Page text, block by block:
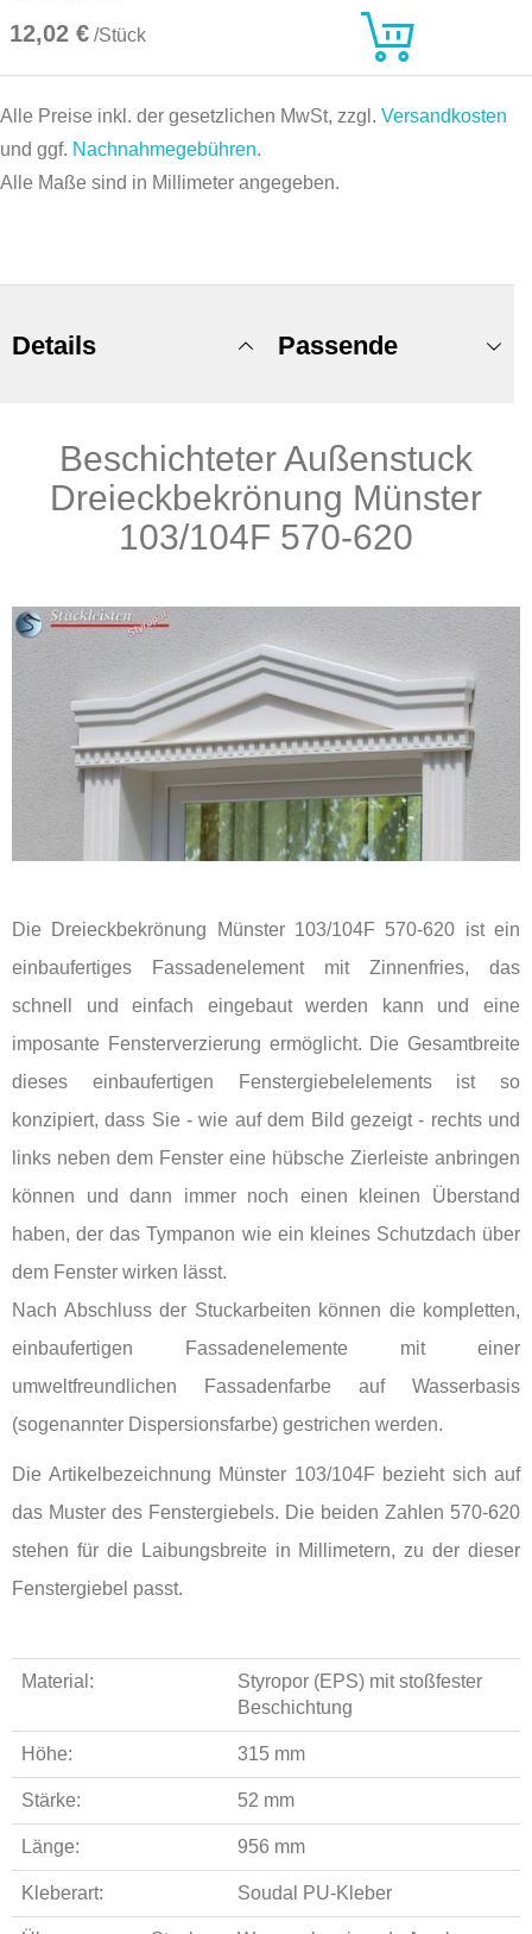
12,02 € /Stück
Alle Preise inkl. der gesetzlichen MwSt, zzgl. Versandkosten
und ggf. Nachnahmegebühren.
Alle Maße sind in Millimeter angegeben.
Details
Beschichteter Außenstuck
Dreieckbekrönung Münster
103/104F 570-620
Die Dreieckbekrönung Münster 103/104F 570-620 ist ein
einbaufertiges Fassadenelement mit Zinnenfries, das
schnell und einfach eingebaut werden kann und eine
imposante Fensterverzierung ermöglicht. Die Gesamtbreite
dieses einbaufertigen Fenstergiebelelements ist so
konzipiert, dass Sie - wie auf dem Bild gezeigt - rechts und
links neben dem Fenster eine hübsche Zierleiste anbringen
können und dann immer noch einen kleinen Überstand
haben, der das Tympanon wie ein kleines Schutzdach über
dem Fenster wirken lässt.
Nach Abschluss der Stuckarbeiten können die kompletten,
einbaufertigen Fassadenelemente mit einer
umweltfreundlichen Fassadenfarbe auf Wasserbasis
(sogenannter Dispersionsfarbe) gestrichen werden.
Die Artikelbezeichnung Münster 103/104F bezieht sich auf
das Muster des Fenstergiebels. Die beiden Zahlen 570-620
stehen für die Laibungsbreite in Millimetern, zu der dieser
Fenstergiebel passt.
Material:
Styropor (EPS) mit stoßfester
Beschichtung
Höhe: 315 mm
Stärke: 52 mm
Länge: 956 mm
Kleberart: Soudal PU-Kleber
Passende
Produkte